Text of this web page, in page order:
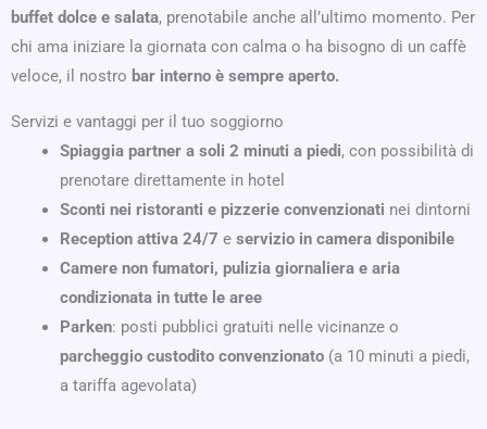
buffet dolce e salata, prenotabile anche all’ultimo momento. Per
chi ama iniziare la giornata con calma o ha bisogno di un caffè
veloce, il nostro bar interno è sempre aperto.
Servizi e vantaggi per il tuo soggiorno
Spiaggia partner a soli 2 minuti a piedi, con possibilità di
prenotare direttamente in hotel
Sconti nei ristoranti e pizzerie convenzionati nei dintorni
Reception attiva 24/7 e servizio in camera disponibile
Camere non fumatori, pulizia giornaliera e aria
condizionata in tutte le aree
Parken: posti pubblici gratuiti nelle vicinanze o
parcheggio custodito convenzionato (a 10 minuti a piedi,
a tariffa agevolata)